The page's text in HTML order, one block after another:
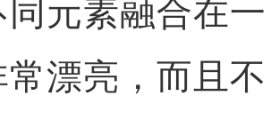
元素融合在一
常漂亮，而且不